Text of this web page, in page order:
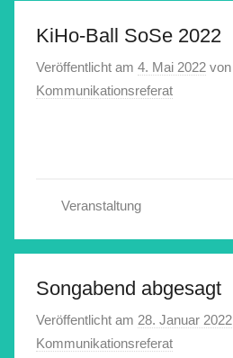
KiHo-Ball SoSe 2022
Veröffentlicht am 4. Mai 2022 von
Kommunikationsreferat
Veranstaltung
Songabend abgesagt
Veröffentlicht am 28. Januar 2022
Kommunikationsreferat